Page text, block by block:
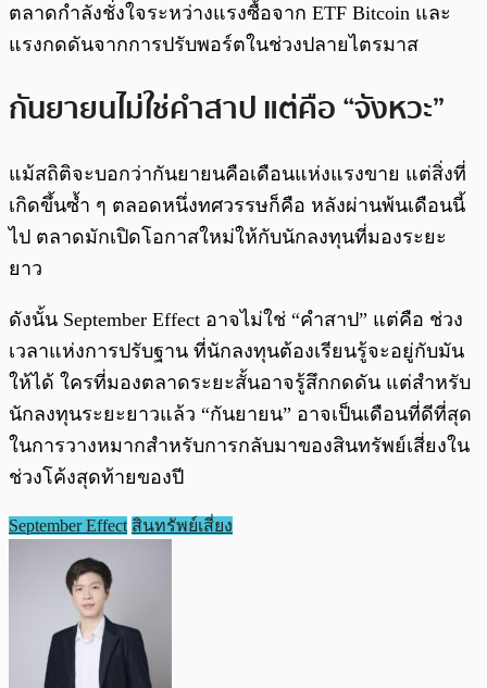
ตลาดกำลังชั่งใจระหว่างแรงซื้อจาก ETF Bitcoin และ
แรงกดดันจากการปรับพอร์ตในช่วงปลายไตรมาส
กันยายนไม่ใช่คำสาป แต่คือ “จังหวะ”
แม้สถิติจะบอกว่ากันยายนคือเดือนแห่งแรงขาย แต่สิ่งที่
เกิดขึ้นซ้ำ ๆ ตลอดหนึ่งทศวรรษก็คือ หลังผ่านพ้นเดือนนี้
ไป ตลาดมักเปิดโอกาสใหม่ให้กับนักลงทุนที่มองระยะ
ยาว
ดังนั้น September Effect อาจไม่ใช่ “คำสาป” แต่คือ ช่วง
เวลาแห่งการปรับฐาน ที่นักลงทุนต้องเรียนรู้จะอยู่กับมัน
ให้ได้ ใครที่มองตลาดระยะสั้นอาจรู้สึกกดดัน แต่สำหรับ
นักลงทุนระยะยาวแล้ว “กันยายน” อาจเป็นเดือนที่ดีที่สุด
ในการวางหมากสำหรับการกลับมาของสินทรัพย์เสี่ยงใน
ช่วงโค้งสุดท้ายของปี
September Effect สินทรัพย์เสี่ยง